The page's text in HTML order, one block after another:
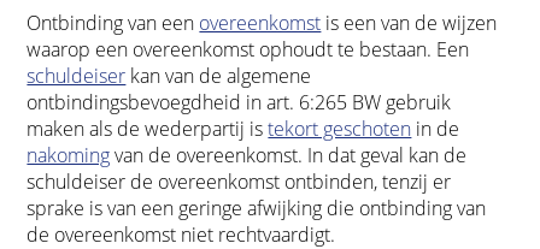
Ontbinding van een overeenkomst is een van de wijzen
waarop een overeenkomst ophoudt te bestaan. Een
schuldeiser kan van de algemene
ontbindingsbevoegdheid in art. 6:265 BW gebruik
maken als de wederpartij istekort geschoten in de
nakomingvan de overeenkomst. In dat geval kan de
schuldeiser de overeenkomst ontbinden, tenzij er
sprake is van een geringe afwijking die ontbinding van
de overeenkomst niet rechtvaardigt.